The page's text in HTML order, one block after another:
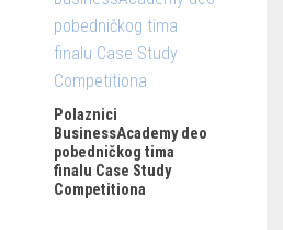
Polaznici
BusinessAcademy deo
pobedničkog tima
finalu Case Study
Competitiona